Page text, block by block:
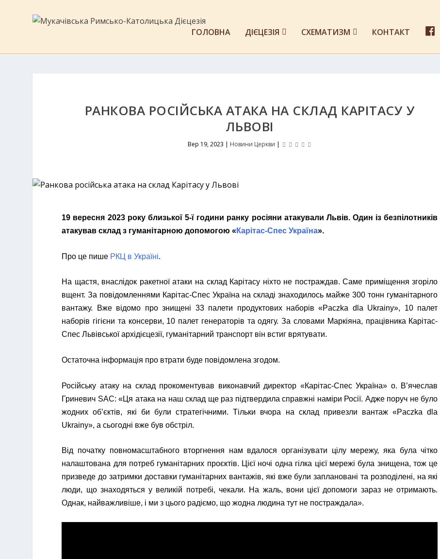
ГОЛОВНА ДІЄЦЕЗІЯ СХЕМАТИЗМ КОНТАКТ
E
РАНКОВА РОСІЙСЬКА АТАКА НА СКЛАД КАРІТАСУ У
ЛЬВОВІ
Вер 19, 2023 | Новини Церкви |
19 вересня 2023 року близької 5-ї години ранку росіяни атакували Львів. Один із безпілотників
атакував склад з гуманітарною допомогою « Карітас-Спес Україна».
Про це пише РКЦ в Україні.
На щастя, внаслідок ракетної атаки на склад Карітасу ніхто не постраждав. Саме приміщення згоріло
вщент. За повідомленнями Карітас-Спес Україна на складі знаходилось майже 300 тонн гуманітарного
вантажу. Вже відомо про знищені 33 палети продуктових наборів «Paczka dla Ukrainy», 10 палет
наборів гігієни та консерви, 10 палет генераторів та одягу. За словами Маркіяна, працівника Карітас-
Спес Львівської архідієцезії, гуманітарний транспорт він встиг врятувати.
Остаточна інформація про втрати буде повідомлена згодом.
Російську атаку на склад прокоментував виконавчий директор «Карітас-Спес Україна» о. В’ячеслав
Гриневич SAC: «Ця атака на наш склад ще раз підтвердила справжні наміри Росії. Адже поруч не було
жодних об’єктів, які би були стратегічними. Тільки вчора на склад привезли вантаж «Paczka dla
Ukrainy», а сьогодні вже був обстріл.
Від початку повномасштабного вторгнення нам вдалося організувати цілу мережу, яка була чітко
налаштована для потреб гуманітарних проєктів. Цієї ночі одна гілка цієї мережі була знищена, тож це
призведе до затримки доставки гуманітарних вантажів, які вже були заплановані та розподілені, на які
люди, що знаходяться у великій потребі, чекали. На жаль, вони цієї допомоги зараз не отримають.
Однак, найважливіше, і ми з цього радіємо, що жодна людина тут не постраждала».